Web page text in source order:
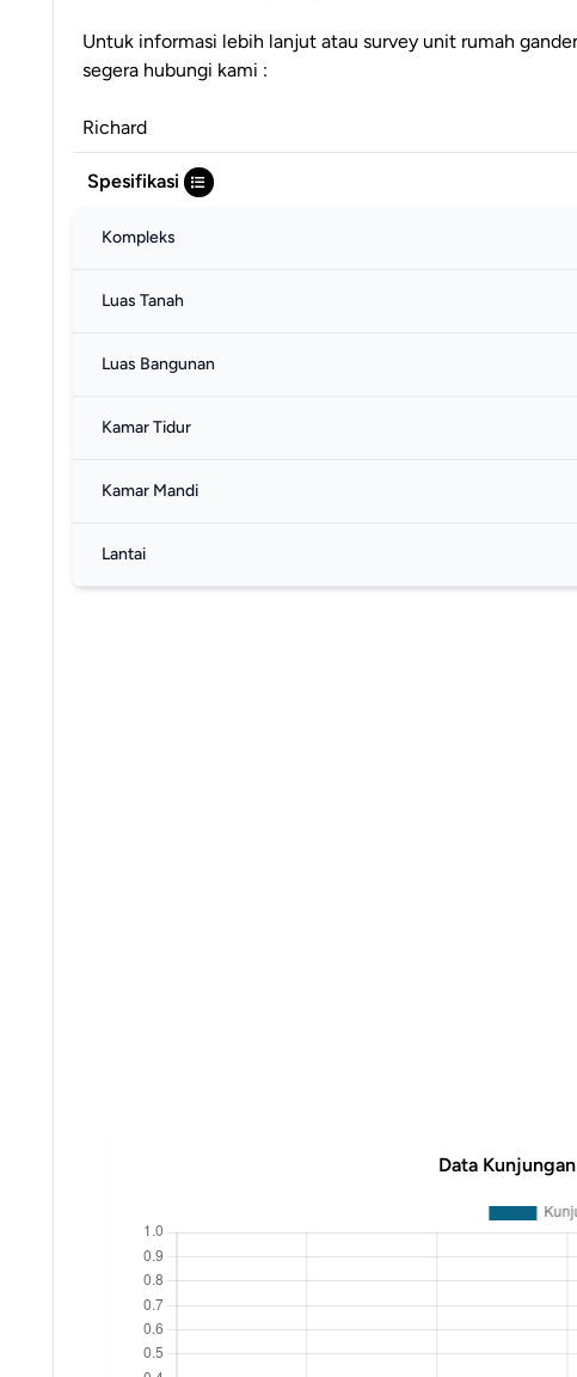
Untuk informasi lebih lanjut atau survey unit rumah
segera hubungi kami :
Richard
Spesifikasi
Kompleks
Luas Tanah
Luas Bangunan
Kamar Tidur
Kamar Mandi
Lantai
Data